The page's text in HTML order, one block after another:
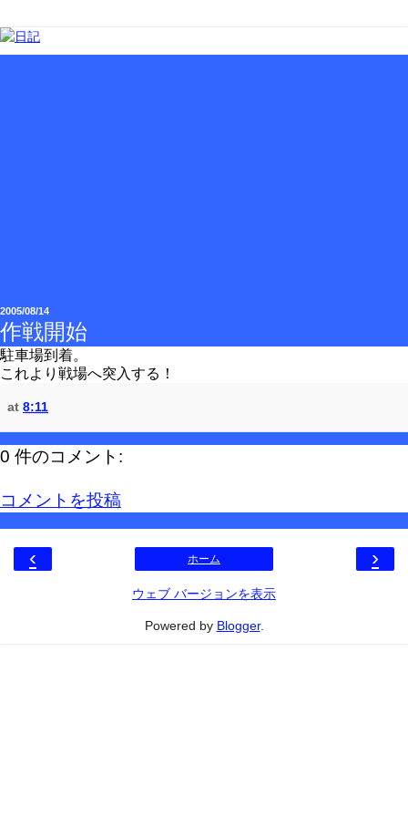
2005/08/14
作戦開始
駐車場到着。
これより戦場へ突入する！
at 8:11
0 件のコメント:
コメントを投稿
‹ ›
ホーム
ウェブ バージョンを表示
Powered by Blogger.